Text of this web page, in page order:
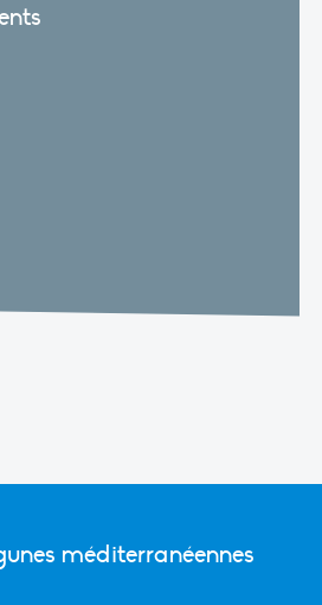
méditerranéennes